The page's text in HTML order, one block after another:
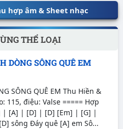
hợp âm & Sheet nhạc
THỂ LOẠI
DÒNG SÔNG QUÊ EM
SÔNG QUÊ EM Thu Hiền &
115, điệu: Valse ===== Hợp
| [A] | [D] | [D] [Em] | [G] |
sông Đáy quê [A] em Sô...